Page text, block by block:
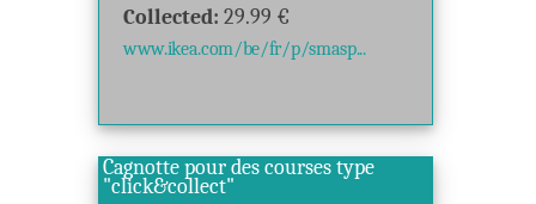
Collected: 29.99 €
www.ikea.com/be/fr/p/smasp...
Cagnotte pour des courses type
"click&collect"